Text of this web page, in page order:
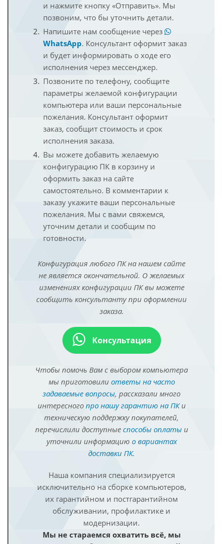
и нажмите кнопку «Отправить». Мы
позвоним, что бы уточнить детали.
Напишите нам сообщение через
WhatsApp. Консультант оформит заказ
и будет информировать о ходе его
исполнения через мессенджер.
Позвоните по телефону, сообщите
параметры желаемой конфигурации
компьютера или ваши персональные
пожелания. Консультант оформит
заказ, сообщит стоимость и срок
исполнения заказа.
Вы можете добавить желаемую
конфигурацию ПК в корзину и
оформить заказ на сайте
самостоятельно. В комментарии к
заказу укажите ваши персональные
пожелания. Мы с вами свяжемся,
уточним детали и сообщим по
готовности.
Конфигурация любого ПК на нашем сайте
не является окончательной. О желаемых
изменениях конфигурации ПК вы можете
сообщить консультанту при оформлении
заказа.
Консультация
Чтобы помочь Вам с выбором компьютера
мы приготовили ответы на часто
задаваемые вопросы, рассказали много
интересного про нашу гарантию на ПКи
техническую поддержку покупателей,
перечислили доступные способы оплатыи
уточнили информацию о вариантах
доставки ПК.
Наша компания специализируется
исключительно на сборке компьютеров,
их гарантийном и постгарантийном
обслуживании, профилактике и
модернизации.
Мы не стараемся охватить всё, мы